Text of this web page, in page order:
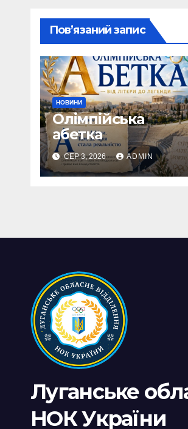
Пов’язаний запис
НОВИНИ
Олімпійська
абетка
СЕР 3, 2026 ADMIN
Луганське
НОК України